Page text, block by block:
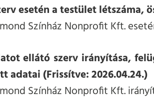
esetén a testület létszáma,
Színház Nonprofit Kft.
ellátó szerv irányítása,
adatai (Frissítve: 2026.04.24.)
Színház Nonprofit Kft.